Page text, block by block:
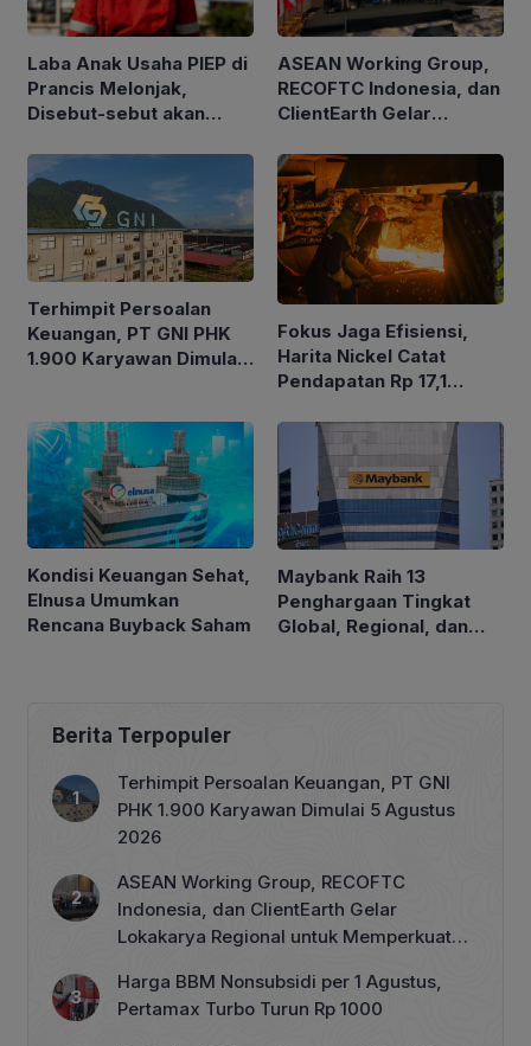
Laba Anak Usaha PIEP di
Prancis Melonjak,
Disebut-sebut akan
Migas Kanada
ASEAN Working Group,
RECOFTC Indonesia, dan
ClientEarth Gelar
untuk Memperkuat Tata
Kelola Perhutanan Sosial
Terhimpit Persoalan
Keuangan, PT GNI PHK
1.900 Karyawan Dimulai
Fokus Jaga Efisiensi,
Harita Nickel Catat
Pendapatan Rp 17,1
2026
Kondisi Keuangan Sehat,
Elnusa Umumkan
Rencana Buyback Saham
Maybank Raih 13
Penghargaan Tingkat
Global, Regional, dan
Berita Terpopuler
Terhimpit Persoalan Keuangan, PT GNI
PHK 1.900 Karyawan Dimulai 5 Agustus
2026
ASEAN Working Group, RECOFTC
Indonesia, dan ClientEarth Gelar
Lokakarya Regional untuk Memperkuat
Harga BBM Nonsubsidi per 1 Agustus,
Pertamax Turbo Turun Rp 1000